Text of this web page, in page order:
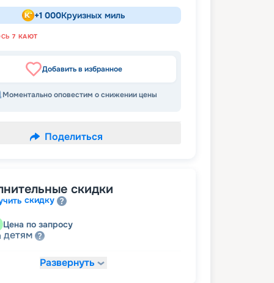
+1 000Круизных миль
7 КАЮТ
Добавить в избранное
Моментально оповестим о снижении цены
Поделиться
скидки
скидку
Цена по запросу
детям
14 963 ₽/ турист
Развернуть